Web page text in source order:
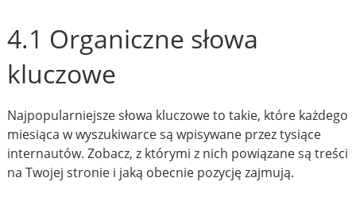
4.1 Organiczne słowa
kluczowe
Najpopularniejsze słowa kluczowe to takie, które każdego
miesiąca w wyszukiwarce są wpisywane przez tysiące
internautów. Zobacz, z którymi z nich powiązane są treści
na Twojej stronie i jaką obecnie pozycję zajmują.